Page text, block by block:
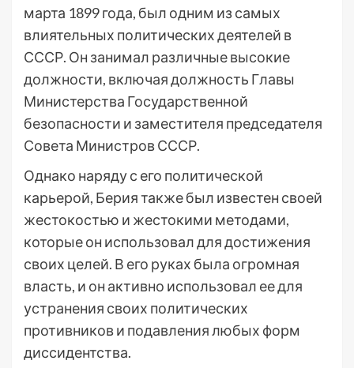
марта 1899 года, был одним из самых
влиятельных политических деятелей в
СССР. Он занимал различные высокие
должности, включая должность Главы
Министерства Государственной
безопасности и заместителя председателя
Совета Министров СССР.
Однако наряду с его политической
карьерой, Берия также был известен своей
жестокостью и жестокими методами,
которые он использовал для достижения
своих целей. В его руках была огромная
власть, и он активно использовал ее для
устранения своих политических
противников и подавления любых форм
диссидентства.